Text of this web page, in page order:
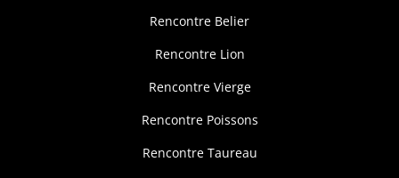
Rencontre Belier
Rencontre Lion
Rencontre Vierge
Rencontre Poissons
Rencontre Taureau